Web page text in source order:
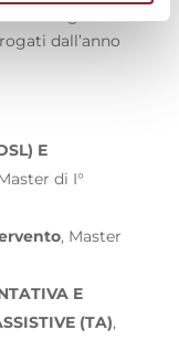
dall’anno
E
di I°
, Master
E
(TA),